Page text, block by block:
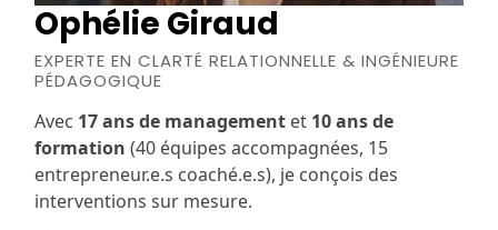
Ophélie Giraud
EXPERTE EN CLARTÉ RELATIONNELLE & INGÉNIEURE
PÉDAGOGIQUE
Avec 17 ans de management et 10 ans de
formation (40 équipes accompagnées, 15
entrepreneur.e.s coaché.e.s), je conçois des
interventions sur mesure.